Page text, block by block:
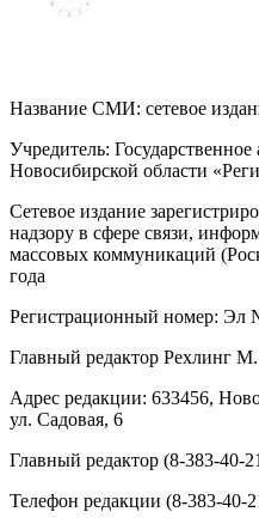
Название СМИ: cетевое
Учредитель:
Новосибирской области
Сетевое издание
надзору в сфере связи,
массовых коммуникаций
года
Регистрационный номер: Эл
Главный редактор Рехлинг
Адрес редакции: 633456,
ул. Садовая, 6
Главный редактор (8-383-40-
Телефон редакции (8-383-40-